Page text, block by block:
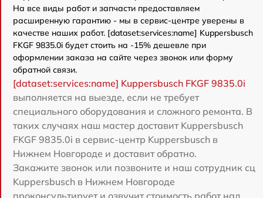
На все виды работ и запчасти предоставляем
расширенную гарантию - мы в сервис-центре уверены в
качестве наших работ. [dataset:services:name] Kuppersbusch
FKGF 9835.0i будет стоить на -15% дешевле при
оформлении заказа на сайте через звонок или форму
обратной связи.
[dataset:services:name] Kuppersbusch FKGF 9835.0i
выполняется на выезде, если не требует
специального оборудования и сложного ремонта. В
таких случаях наш мастер доставит Kuppersbusch
FKGF 9835.0i в сервис-центр Kuppersbusch в
Нижнем Новгороде и доставит обратно.
Закажите звонок или позвоните и наш сотрудник сц
Kuppersbusch в Нижнем Новгороде